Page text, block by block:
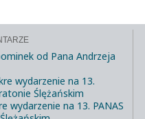
od Pana Andrzeja
wydarzenie na 13.
Ślężańskim
wydarzenie na 13. PANAS